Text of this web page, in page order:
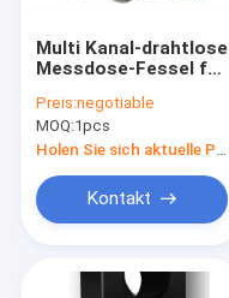
Multi Kanal-drahtlose
Messdose-Fessel für
Preis:negotiable
MOQ:1pcs
Kontakt